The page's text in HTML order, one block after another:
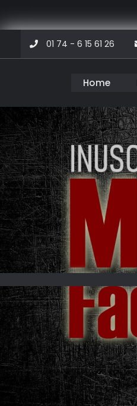
content
01 74 - 6 15 61 26
Musicfactory
Home